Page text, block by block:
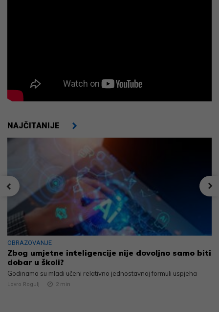
NAJČITANIJE
OBRAZOVANJE
Zbog umjetne inteligencije nije dovoljno samo biti
dobar u školi?
Godinama su mladi učeni relativno jednostavnoj formuli uspjeha
Lovro Rogulj 2 min